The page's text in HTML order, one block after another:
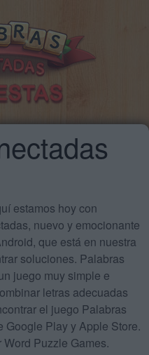
estamos hoy con
nuevo y emocionante
que está en nuestra
soluciones. Palabras
juego muy simple e
letras adecuadas
el juego Palabras
Google Play y Apple Store.
Puzzle Games.